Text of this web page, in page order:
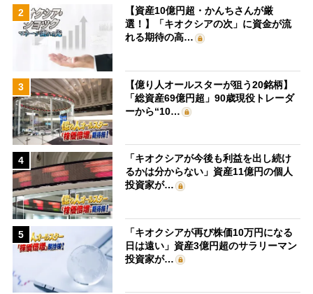
2
【資産10億円超・かんちさんが厳
選！】「キオクシアの次」に資金が流
れる期待の高…
3
【億り人オールスターが狙う20銘柄】
「総資産69億円超」90歳現役トレーダ
ーから“10…
4
「キオクシアが今後も利益を出し続け
るかは分からない」資産11億円の個人
投資家が…
5
「キオクシアが再び株価10万円になる
日は遠い」資産3億円超のサラリーマン
投資家が…